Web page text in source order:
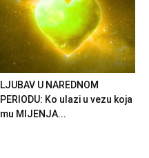
LJUBAV U NAREDNOM
PERIODU: Ko ulazi u vezu koja
mu MIJENJA...